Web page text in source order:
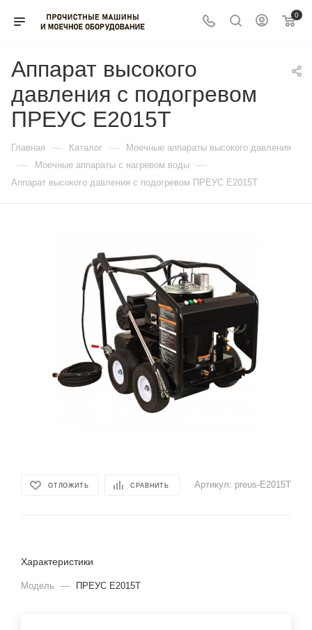
0
Аппарат высокого
давления с подогревом
ПРЕУС Е2015Т
Главная — Каталог — Моечные аппараты высокого давления
— Моечные аппараты с нагревом воды —
Аппарат высокого давления с подогревом ПРЕУС Е2015Т
ОТЛОЖИТЬ СРАВНИТЬ Артикул: preus-E2015T
Характеристики
Модель — ПРЕУС Е2015Т